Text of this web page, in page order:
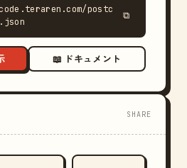
postc
⧉
📖 ドキュメント
SHARE